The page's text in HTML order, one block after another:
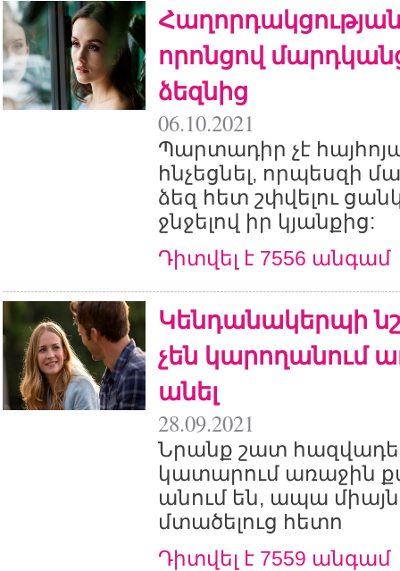
որոնցով
ձեզնից
06.10.2021
Պարտադիր չէ
հնչեցնել, որպեսզի
ձեզ հետ շփվելու
ջնջելով իր կյանքից:
Դիտվել է 7556 անգամ
Կենդանակերպի
չեն կարողանում
անել
28.09.2021
Նրանք շատ
կատարում առաջին
անում են, ապա
մտածելուց հետո
Դիտվել է 7559 անգամ